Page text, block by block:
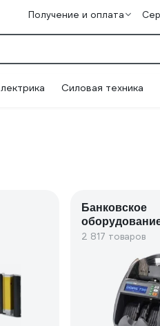
Получение и оплата
Силовая техника
Банковское
2 817 товаров